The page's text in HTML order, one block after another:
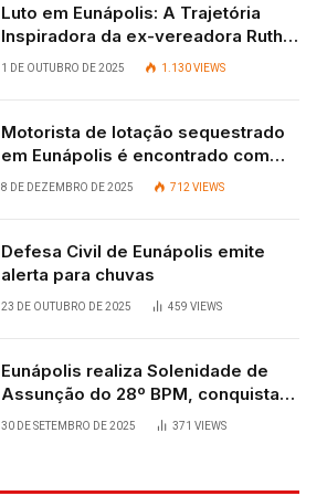
Luto em Eunápolis: A Trajetória
Inspiradora da ex-vereadora Ruth
Contadora
1 DE OUTUBRO DE 2025 1.130VIEWS
Motorista de lotação sequestrado
em Eunápolis é encontrado com
vida após quatro dias.
8 DE DEZEMBRO DE 2025 712 VIEWS
Defesa Civil de Eunápolis emite
alerta para chuvas
23 DE OUTUBRO DE 2025 459 VIEWS
Eunápolis realiza Solenidade de
Assunção do 28º BPM, conquista
viabilizada por articulação política
30 DE SETEMBRO DE 2025 371 VIEWS